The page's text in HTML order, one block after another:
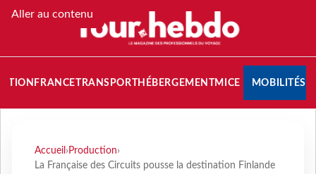
Aller au contenu
FRANCETRANSPORT HÉBERGEMENTMICE MOBILITÉS
Accueil › Production›
La Française des Circuits pousse la destination Finlande